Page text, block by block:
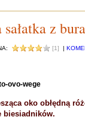
sałatka z
[1] |
ovo-wege
oko obłędną
biesiadników.